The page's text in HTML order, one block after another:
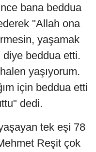
bana beddua
"Allah ona
yaşamak
diye beddua etti.
yaşıyorum.
için beddua etti
dedi.
tek eşi 78
Reşit çok